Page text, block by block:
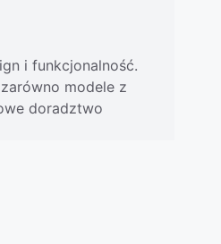
i funkcjonalność.
modele z
doradztwo